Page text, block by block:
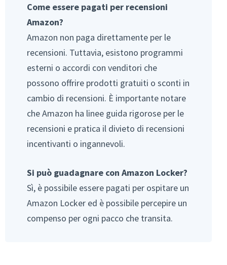
Come essere pagati per recensioni
Amazon?
Amazon non paga direttamente per le
recensioni. Tuttavia, esistono programmi
esterni o accordi con venditori che
possono offrire prodotti gratuiti o sconti in
cambio di recensioni. È importante notare
che Amazon ha linee guida rigorose per le
recensioni e pratica il divieto di recensioni
incentivanti o ingannevoli.
Si può guadagnare con Amazon Locker?
Sì, è possibile essere pagati per ospitare un
Amazon Locker ed è possibile percepire un
compenso per ogni pacco che transita.